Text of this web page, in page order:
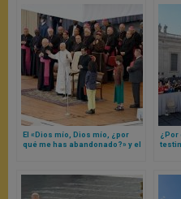
El «Dios mío, Dios mío, ¿por
qué me has abandonado?» y el
¿Por